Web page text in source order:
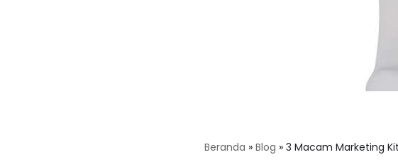
Beranda » Blog » 3 Macam Marketing Kit